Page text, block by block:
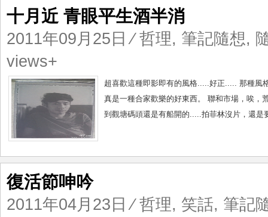
十月近 青眼平生酒半消
2011年09月25日 ⁄哲理, 筆記隨想,
views+
超喜歡這種即影即有的風格.....好正..... 那種風
真是一種合家歡樂的好東西。 聯和市場，唉，
到觀塘碼頭還是有船開的.....拍菲林沒片，還是
復活節呻吟
2011年04月23日 ⁄哲理, 笑話, 筆記